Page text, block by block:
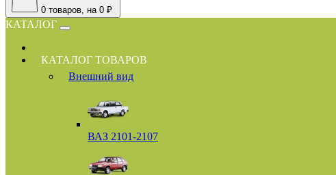
0 товаров, на 0 ₽
КАТАЛОГ
КАТАЛОГ ТОВАРОВ
Внешний вид
ВАЗ 2101-2107